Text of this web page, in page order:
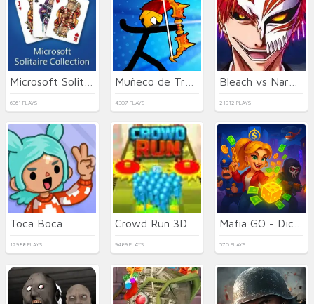
6361 PLAYS 4307 PLAYS 21912 PLAYS
Toca Boca
12988 PLAYS
Crowd Run 3D
9489 PLAYS 570 PLAYS